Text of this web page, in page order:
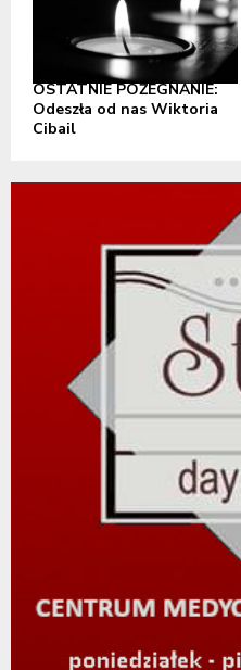
OSTATNIE POŻEGNANIE:
Odeszła od nas Wiktoria
Cibail